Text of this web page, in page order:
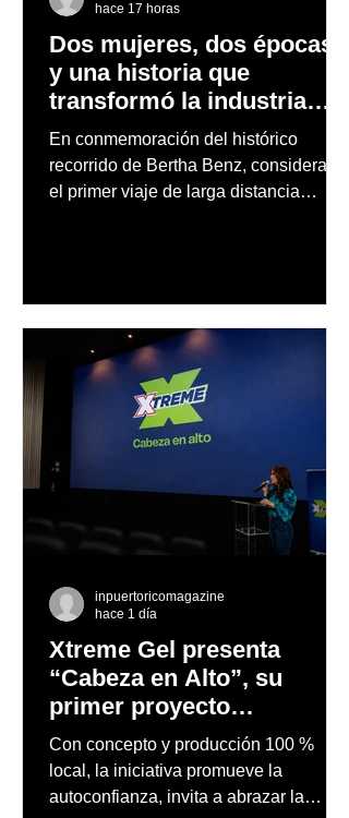
Dos mujeres, dos épocas
y una historia que
transformó la industria
automotriz
En conmemoración del histórico
recorrido de Bertha Benz, considerado
el primer viaje de larga distancia
hace 17 horas
Xtreme Gel presenta
“Cabeza en Alto”, su
primer proyecto
audiovisual concebido y
producido completamente
en Puerto Rico
Con concepto y producción 100 %
local, la iniciativa promueve la
autoconfianza, invita a abrazar la
inpuertoricomagazine
hace 1 día